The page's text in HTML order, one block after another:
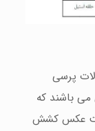
پرسی
باشند كه
عكس كشش